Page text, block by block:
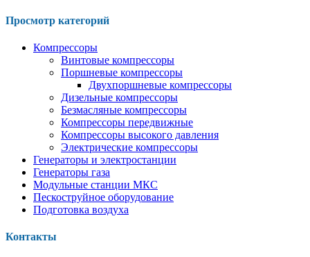
Просмотр категорий
Компрессоры
Винтовые компрессоры
Поршневые компрессоры
Двухпоршневые компрессоры
Дизельные компрессоры
Безмасляные компрессоры
Компрессоры передвижные
Компрессоры высокого давления
Электрические компрессоры
Генераторы и электростанции
Генераторы газа
Модульные станции МКС
Пескоструйное оборудование
Подготовка воздуха
Контакты